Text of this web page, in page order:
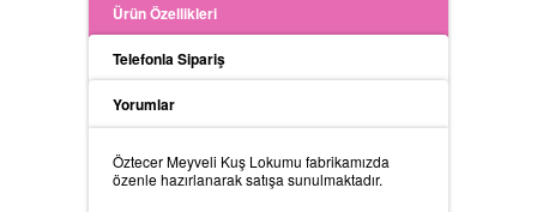
Ürün Özellikleri
Telefonla Sipariş
Yorumlar
Öztecer Meyveli Kuş Lokumu fabrikamızda
özenle hazırlanarak satışa sunulmaktadır.